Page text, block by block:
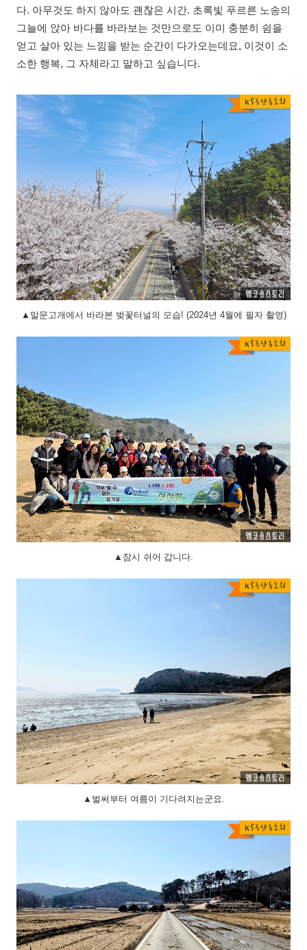
다. 아무것도 하지 않아도 괜찮은 시간. 초록빛 푸르른 노송의
그늘에 앉아 바다를 바라보는 것만으로도 이미 충분히 쉼을
얻고 살아 있는 느낌을 받는 순간이 다가오는데요, 이것이 소
소한 행복, 그 자체라고 말하고 싶습니다.
▲말문고개에서 바라본 벚꽃터널의 모습! (2024년 4월에 필자 촬영)
▲잠시 쉬어 갑니다.
▲벌써부터 여름이 기다려지는군요.